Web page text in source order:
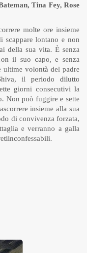
Tina Fey, Rose
molte ore insieme
scappare lontano e non
della sua vita. È senza
il suo capo, e senza
ultime volontà del padre
il periodo dilutto
giorni consecutivi la
Non può fuggire e sette
insieme alla sua
di convivenza forzata,
e verranno a galla